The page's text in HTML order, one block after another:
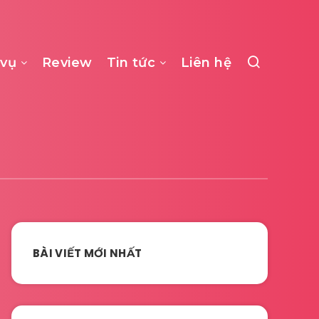
Review Tin tức Liên hệ
BÀI VIẾT MỚI NHẤT